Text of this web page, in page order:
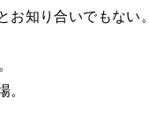
お知り合いでもない。
。